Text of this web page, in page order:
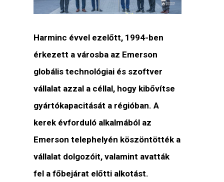
Harminc évvel ezelőtt, 1994-ben
érkezett a városba az Emerson
globális technológiai és szoftver
vállalat azzal a céllal, hogy kibővítse
gyártókapacitását a régióban. A
kerek évforduló alkalmából az
Emerson telephelyén köszöntötték a
vállalat dolgozóit, valamint avatták
fel a főbejárat előtti alkotást.